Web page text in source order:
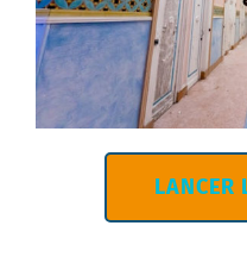
LANCER